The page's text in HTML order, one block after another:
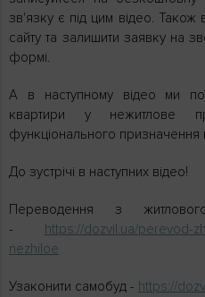
зв'язку є під цим відео.
сайту та залишити заявку на
формі.
А в наступному відео ми
квартири у нежитлове
функціонального призначення
До зустрічі в наступних відео!
Переводення з
-
https://dozvil.ua/perevod-
nezhiloe
Узаконити самобуд - https://